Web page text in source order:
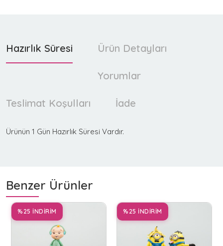
Hazırlık Süresi Ürün Detayları
Yorumlar
Teslimat Koşulları İade
Ürünün 1 Gün Hazırlık Süresi Vardır.
Benzer Ürünler
%25 İNDİRİM %25 İNDİRİM